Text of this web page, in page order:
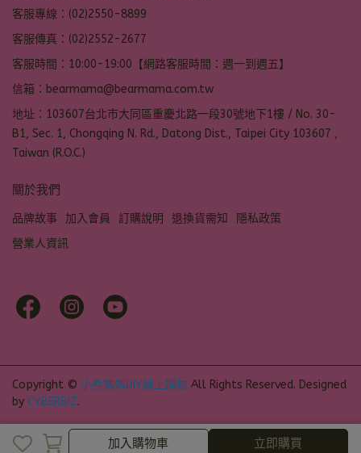
加入購物車 立即購買
客服專線：(02)2550-8899
客服傳真：(02)2552-2677
客服時間：10:00-19:00【網路客服時間：週一到週五】
信箱：bearmama@bearmama.com.tw
地址：103607台北市大同區重慶北路一段30號地下1樓 / No. 30-
B1, Sec. 1, Chongqing N. Rd., Datong Dist., Taipei City 103607 ,
Taiwan (R.O.C.)
關於我們
品牌故事 加入會員 訂購說明 退換貨需知
隱私政策
營業人資訊
Copyright © 小熊媽媽DIY線上購物 All Rights Reserved. Designed
by CYBERBIZ.